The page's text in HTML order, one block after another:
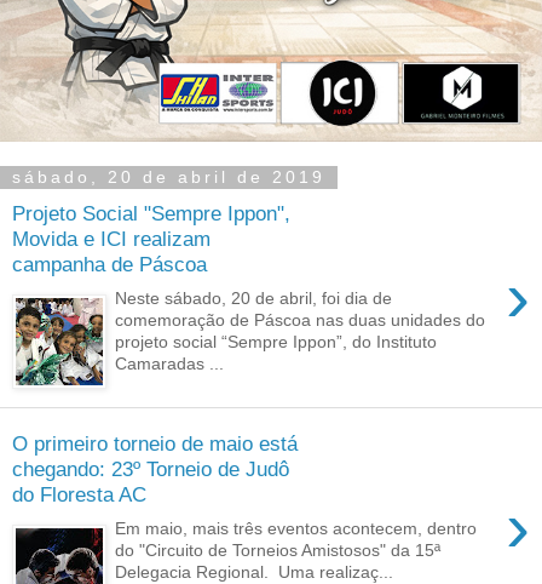
sábado, 20 de abril de 2019
Projeto Social "Sempre Ippon",
Movida e ICI realizam
campanha de Páscoa
›
Neste sábado, 20 de abril, foi dia de
comemoração de Páscoa nas duas unidades do
projeto social “Sempre Ippon”, do Instituto
Camaradas ...
O primeiro torneio de maio está
chegando: 23º Torneio de Judô
do Floresta AC
›
Em maio, mais três eventos acontecem, dentro
do "Circuito de Torneios Amistosos" da 15ª
Delegacia Regional. Uma realizaç...